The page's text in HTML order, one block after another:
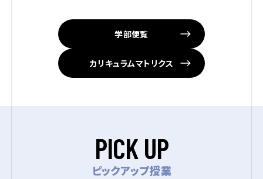
学部便覧
カリキュラムマトリクス
PICK UP
ピックアップ授業